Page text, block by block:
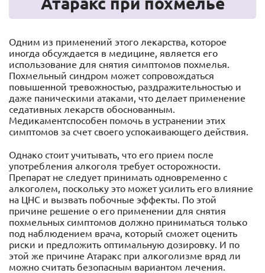
Одним из применений этого лекарства, которое
иногда обсуждается в медицине, является его
использование для снятия симптомов похмелья.
Похмельный синдром может сопровождаться
повышенной тревожностью, раздражительностью и
даже паническими атаками, что делает применение
седативных лекарств обоснованным.
Медикаментспособен помочь в устранении этих
симптомов за счет своего успокаивающего действия.
Однако стоит учитывать, что его прием после
употребления алкоголя требует осторожности.
Препарат не следует принимать одновременно с
алкоголем, поскольку это может усилить его влияние
на ЦНС и вызвать побочные эффекты. По этой
причине решение о его применении для снятия
похмельных симптомов должно приниматься только
под наблюдением врача, который сможет оценить
риски и предложить оптимальную дозировку. И по
этой же причине Атаракс при алкоголизме вряд ли
можно считать безопасным вариантом лечения.